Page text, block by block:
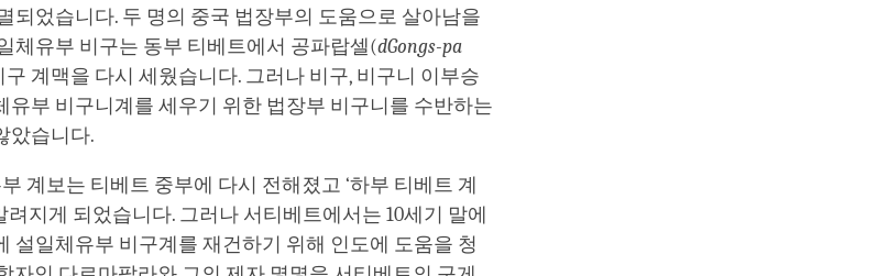
되었습니다. 두 명의 중국 법장부의 도움으로 살아남을
체유부 비구는 동부 티베트에서 공파랍셀(dGongs-pa
계맥을 다시 세웠습니다. 그러나 비구, 비구니 이부승
유부 비구니계를 세우기 위한 법장부 비구니를 수반하는
았습니다.
계보는 티베트 중부에 다시 전해졌고 ‘하부 티베트 계
려지게 되었습니다. 그러나 서티베트에서는 10세기 말에
설일체유부 비구계를 재건하기 위해 인도에 도움을 청